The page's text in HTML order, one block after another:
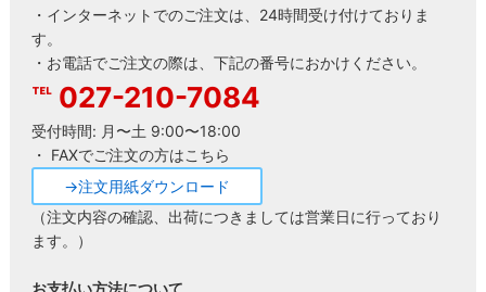
・インターネットでのご注文は、24時間受け付けておりま
す。
・お電話でご注文の際は、下記の番号におかけください。
027-210-7084
受付時間: 月〜土 9:00〜18:00
・ FAXでご注文の方はこちら
→注文用紙ダウンロード
（注文内容の確認、出荷につきましては営業日に行っており
ます。）
お支払い方法について